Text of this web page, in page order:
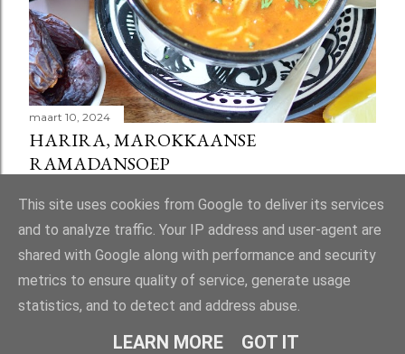
maart 10, 2024
HARIRA, MAROKKAANSE
RAMADANSOEP
Mogelijk gemaakt door Blogger
This site uses cookies from Google to deliver its services
and to analyze traffic. Your IP address and user-agent are
shared with Google along with performance and security
metrics to ensure quality of service, generate usage
statistics, and to detect and address abuse.
LEARN MORE GOT IT